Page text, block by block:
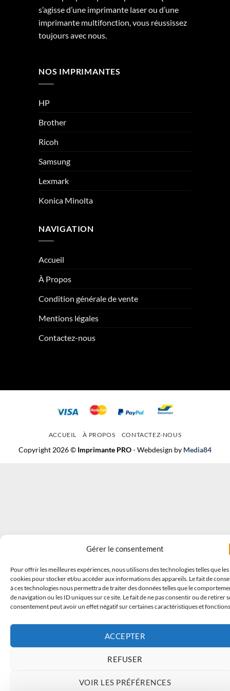
Gérer le consentement
Pour offrir les meilleures expériences, nous utilisons des technologies telles que les
cookies pour stocker et/ou accéder aux informations des appareils. Le fait de
à ces technologies nous permettra de traiter des données telles que le
de navigation ou les ID uniques sur ce site. Le fait de ne pas consentir ou de retirer
consentement peut avoir un effet négatif sur certaines caractéristiques et
ACCEPTER
REFUSER
VOIR LES PRÉFÉRENCES
s’agisse d’une imprimante laser ou d’une
imprimante multifonction, vous réussissez
toujours avec nous.
NOS IMPRIMANTES
HP
Brother
Ricoh
Samsung
Lexmark
Konica Minolta
NAVIGATION
Accueil
À Propos
Condition générale de vente
Mentions légales
Contactez-nous
ACCUEIL À PROPOS CONTACTEZ-NOUS
Copyright 2026 © Imprimante PRO- Webdesign by Media84